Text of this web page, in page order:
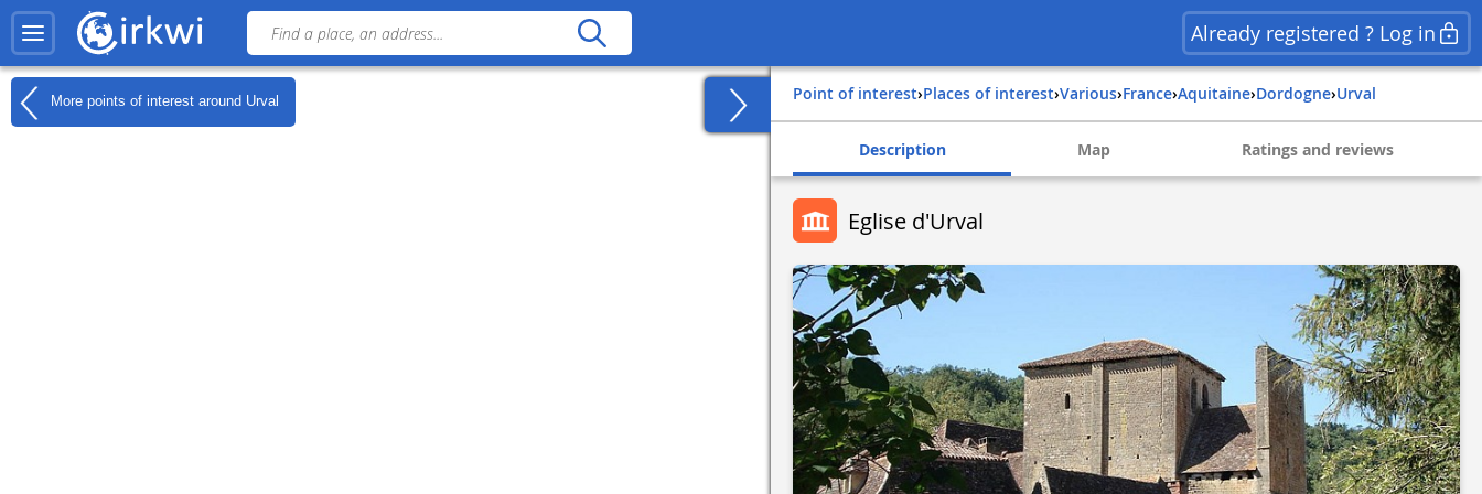
Already registered ? Log in
More points of interest around Urval Point of interest› Places of interest› Various› france› aquitaine› dordogne› urval
Description Map Ratings and reviews
Eglise d'Urval